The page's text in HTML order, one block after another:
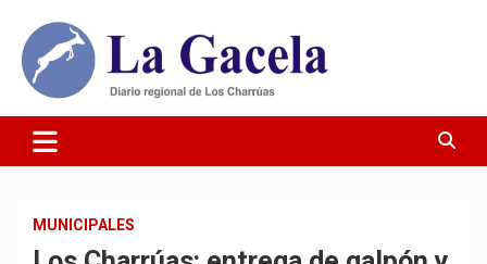
contenido
Diario La Gacela
MUNICIPALES